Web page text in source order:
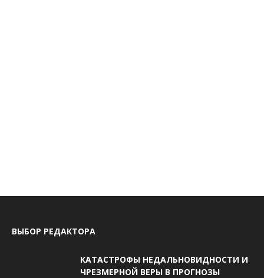
ВЫБОР РЕДАКТОРА
КАТАСТРОФЫ НЕДАЛЬНОВИДНОСТИ И
ЧРЕЗМЕРНОЙ ВЕРЫ В ПРОГНОЗЫ